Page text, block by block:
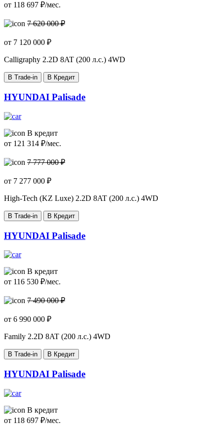
от 118 697 ₽/мес.
7 620 000 ₽
от 7 120 000 ₽
Calligraphy 2.2D 8AT (200 л.с.) 4WD
В Trade-in В Кредит
HYUNDAI Palisade
В кредит
от 121 314 ₽/мес.
7 777 000 ₽
от 7 277 000 ₽
High-Tech (KZ Luxe) 2.2D 8AT (200 л.с.) 4WD
В Trade-in В Кредит
HYUNDAI Palisade
В кредит
от 116 530 ₽/мес.
7 490 000 ₽
от 6 990 000 ₽
Family 2.2D 8AT (200 л.с.) 4WD
В Trade-in В Кредит
HYUNDAI Palisade
В кредит
от 118 697 ₽/мес.